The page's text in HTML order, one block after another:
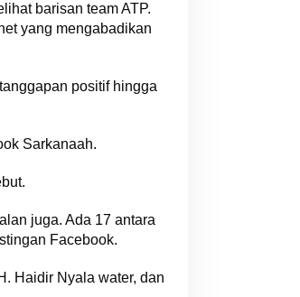
barisan team ATP.
yang mengabadikan
positif hingga
Sarkanaah.
juga. Ada 17 antara
Facebook.
Haidir Nyala water, dan